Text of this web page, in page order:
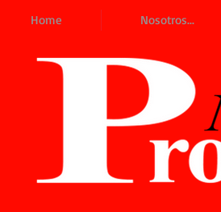
Home Nosotros...